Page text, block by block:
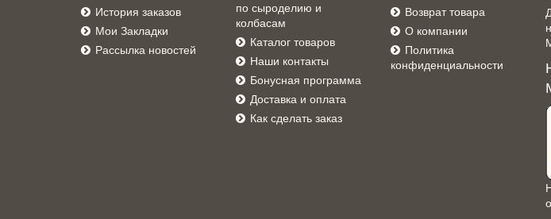
История заказов
Мои Закладки
Рассылка новостей
по сыроделию и
колбасам
Каталог товаров
Наши контакты
Бонусная программа
Доставка и оплата
Как сделать заказ
Возврат товара
О компании
Политика
конфиденциальности